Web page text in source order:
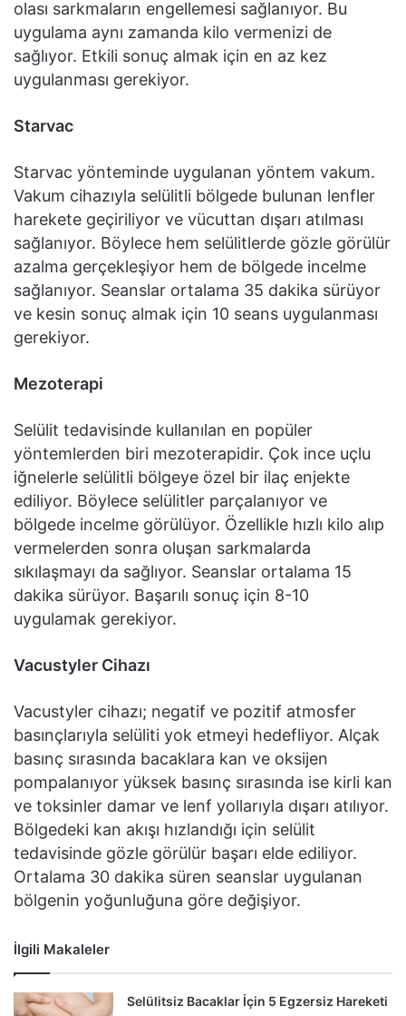
olası sarkmaların engellemesi sağlanıyor. Bu
uygulama aynı zamanda kilo vermenizi de
sağlıyor. Etkili sonuç almak için en az kez
uygulanması gerekiyor.
Starvac
Starvac yönteminde uygulanan yöntem vakum.
Vakum cihazıyla selülitli bölgede bulunan lenfler
harekete geçiriliyor ve vücuttan dışarı atılması
sağlanıyor. Böylece hem selülitlerde gözle görülür
azalma gerçekleşiyor hem de bölgede incelme
sağlanıyor. Seanslar ortalama 35 dakika sürüyor
ve kesin sonuç almak için 10 seans uygulanması
gerekiyor.
Mezoterapi
Selülit tedavisinde kullanılan en popüler
yöntemlerden biri mezoterapidir. Çok ince uçlu
iğnelerle selülitli bölgeye özel bir ilaç enjekte
ediliyor. Böylece selülitler parçalanıyor ve
bölgede incelme görülüyor. Özellikle hızlı kilo alıp
vermelerden sonra oluşan sarkmalarda
sıkılaşmayı da sağlıyor. Seanslar ortalama 15
dakika sürüyor. Başarılı sonuç için 8-10
uygulamak gerekiyor.
Vacustyler Cihazı
Vacustyler cihazı; negatif ve pozitif atmosfer
basınçlarıyla selüliti yok etmeyi hedefliyor. Alçak
basınç sırasında bacaklara kan ve oksijen
pompalanıyor yüksek basınç sırasında ise kirli kan
ve toksinler damar ve lenf yollarıyla dışarı atılıyor.
Bölgedeki kan akışı hızlandığı için selülit
tedavisinde gözle görülür başarı elde ediliyor.
Ortalama 30 dakika süren seanslar uygulanan
bölgenin yoğunluğuna göre değişiyor.
İlgili Makaleler
Selülitsiz Bacaklar İçin 5 Egzersiz Hareketi